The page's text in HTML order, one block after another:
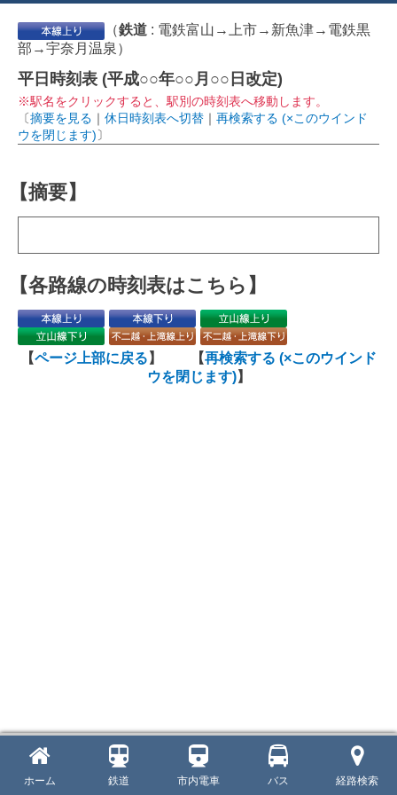
ホーム 鉄道 市内電車 バス 経路検索
（鉄道 : 電鉄富山→上市→新魚津→電鉄黒
部→宇奈月温泉 ）
平日時刻表 (平成○○年○○月○○日改定)
※駅名をクリックすると、駅別の時刻表へ移動します。
〔 摘要を見る 休日時刻表へ切替
再検索する (×このウインド
ウを閉じます) 〕
【摘要】
【各路線の時刻表はこちら】
【ページ上部に戻る 】 【再検索する (×このウインド
ウを閉じます)】